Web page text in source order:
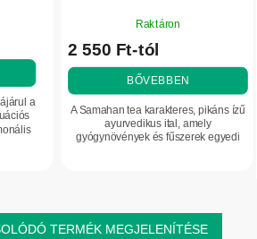
a
átlagos
értékelése
5-
ből
csillag.
Raktáron
2 550 Ft-tól
BŐVEBBEN
A Samahan tea karakteres, pikáns ízű
ayurvedikus ital, amely
gyógynövények és fűszerek egyedi
TERMÉK MEGJELENÍTÉSE